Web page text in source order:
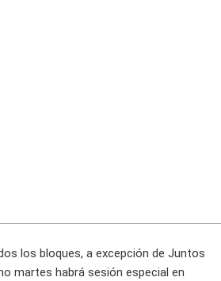
los bloques, a excepción de Juntos
martes habrá sesión especial en